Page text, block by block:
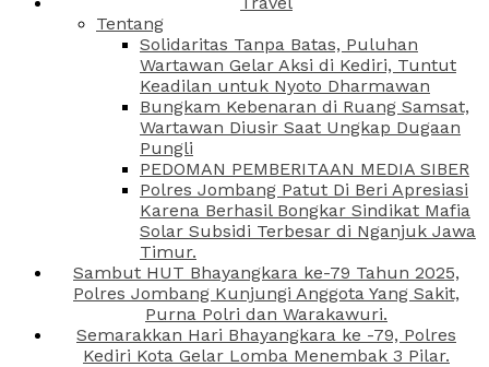
Tentang
Solidaritas Tanpa Batas, Puluhan
Wartawan Gelar Aksi di Kediri, Tuntut
Keadilan untuk Nyoto Dharmawan
Bungkam Kebenaran di Ruang Samsat,
Wartawan Diusir Saat Ungkap Dugaan
Pungli
PEDOMAN PEMBERITAAN MEDIA SIBER
Polres Jombang Patut Di Beri Apresiasi
Karena Berhasil Bongkar Sindikat Mafia
Solar Subsidi Terbesar di Nganjuk Jawa
Timur.
Sambut HUT Bhayangkara ke-79 Tahun 2025,
Polres Jombang Kunjungi Anggota Yang Sakit,
Purna Polri dan Warakawuri.
Semarakkan Hari Bhayangkara ke -79, Polres
Kediri Kota Gelar Lomba Menembak 3 Pilar.